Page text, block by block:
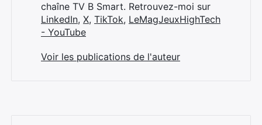
chaîne TV B Smart. Retrouvez-moi sur
LinkedIn, X, TikTok, LeMagJeuxHighTech
- YouTube
Voir les publications de l'auteur